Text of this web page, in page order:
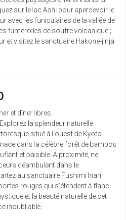
sur le lac Ashi pour apercevoir le
avec les funiculaires de la vallée de
fumerolles de soufre volcanique ;
et visitez le sanctuaire Hakone-jinja.
et dîner libres.
Explorez la splendeur naturelle
situé à l'ouest de Kyoto.
dans la célèbre forêt de bambou
et paisible. A proximité, ne
déambulant dans le
au sanctuaire Fushimi Inari,
rouges qui s'étendent à flanc
et la beauté naturelle de cet
inoubliable.